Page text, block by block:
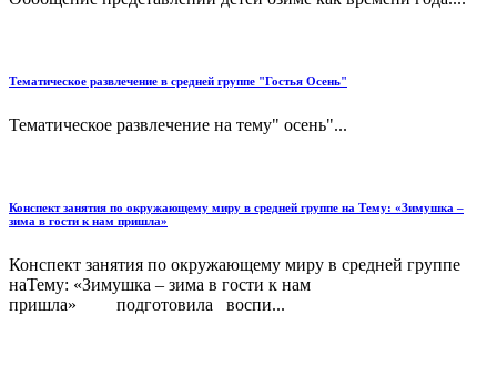
Тематическое развлечение в средней группе "Гостья Осень"
Тематическое развлечение на тему" осень"...
Конспект занятия по окружающему миру в средней группе на Тему: «Зимушка –
зима в гости к нам пришла»
Конспект занятия по окружающему миру в средней группе
наТему: «Зимушка – зима в гости к нам
пришла» подготовила воспи...